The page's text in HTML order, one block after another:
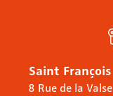
Saint François
8 Rue de la Valse